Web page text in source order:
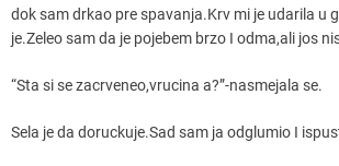
dok sam drkao pre spavanja.Krv mi je udarila u
je.Zeleo sam da je pojebem brzo I odma,ali jos
“Sta si se zacrveneo,vrucina a?”-nasmejala se.
Sela je da doruckuje.Sad sam ja odglumio I